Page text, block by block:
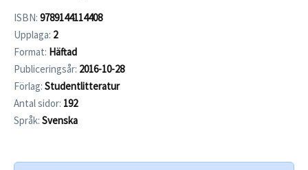
ISBN: 9789144114408
Upplaga: 2
Format: Häftad
Publiceringsår: 2016-10-28
Förlag: Studentlitteratur
Antal sidor: 192
Språk: Svenska